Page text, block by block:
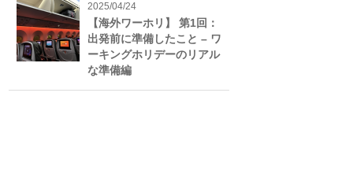
2025/04/24
【海外ワーホリ】 第1回：
出発前に準備したこと – ワ
ーキングホリデーのリアル
な準備編